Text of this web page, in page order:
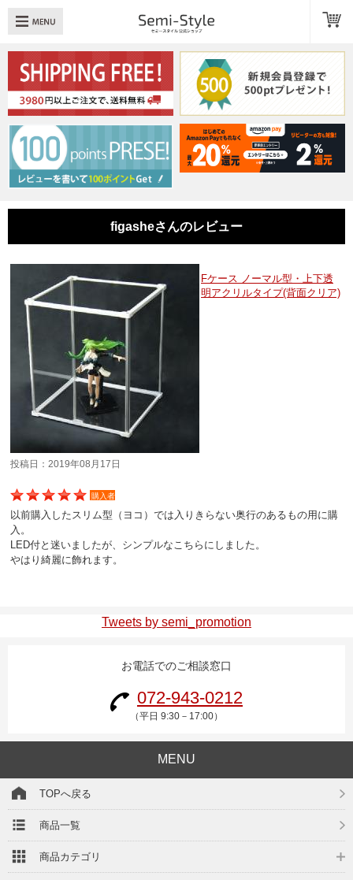
：透明扉 引き出し LED
へ戻る
品一覧
品カテゴリ
料・お支払いについて
イページ/会員登録
情報保護方針
定商取引法に基づく表記
社概要
問い合わせ
figasheさんのレビュー
Fケース ノーマル型・上下透
明アクリルタイプ(背面クリア)
投稿日：2019年08月17日
購入者
以前購入したスリム型（ヨコ）では入りきらない奥行のあるもの用に購
入。
LED付と迷いましたが、シンプルなこちらにしました。
やはり綺麗に飾れます。
Tweets by semi_promotion
お電話でのご相談窓口
072-943-0212
（平日 9:30－17:00）
MENU
TOPへ戻る
商品一覧
商品カテゴリ